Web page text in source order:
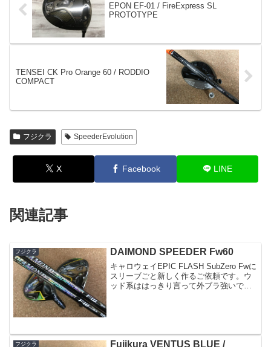
EPON EF-01 / FireExpress SL
PROTOTYPE
TENSEI CK Pro Orange 60 / RODDIO
COMPACT
フジクラ SpeederEvolution
X Facebook LINE
関連記事
フジクラ DAIMOND SPEEDER Fw60
キャロウェイEPIC FLASH SubZero Fwに
スリーブごと新しく作るご依頼です。ウ
ッド系ははっきり言って外ブラ強いで
フジクラ
Fujikura VENTUS BLUE /